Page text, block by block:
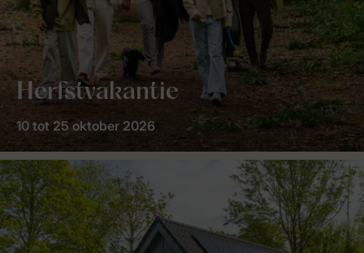
Herfstvakantie
10 tot 25 oktober 2026